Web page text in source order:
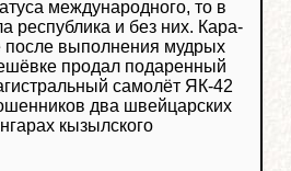
международного, то в
республика и без них. Кара-
после выполнения мудрых
продал подаренный
самолёт ЯК-42
два швейцарских
кызылского